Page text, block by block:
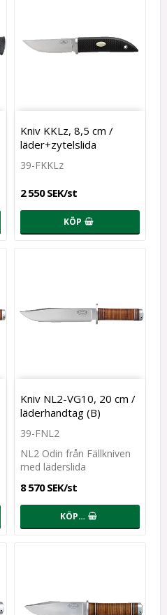
Kniv KKLz, 8,5 cm /
läder+zytelslida
39-FKKLz
2 550 SEK/st
KÖP
Kniv NL2-VG10, 20 cm /
läderhandtag (B)
39-FNL2
NL2 Odin från Fällkniven
med läderslida
8 570 SEK/st
KÖP…